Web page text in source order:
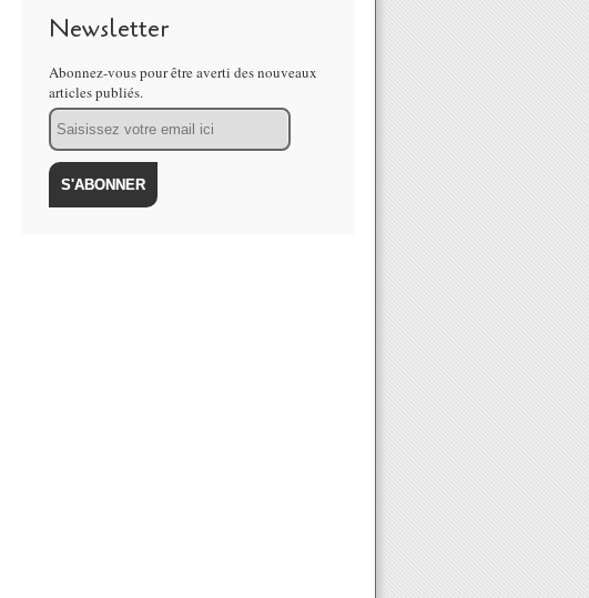
Newsletter
Abonnez-vous pour être averti des nouveaux
articles publiés.
Email